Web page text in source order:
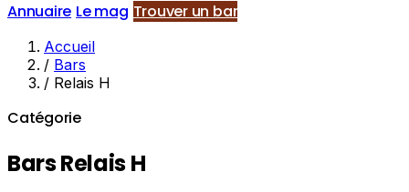
Annuaire Le mag Trouver un bar
Accueil
/ Bars
/ Relais H
Catégorie
Bars Relais H